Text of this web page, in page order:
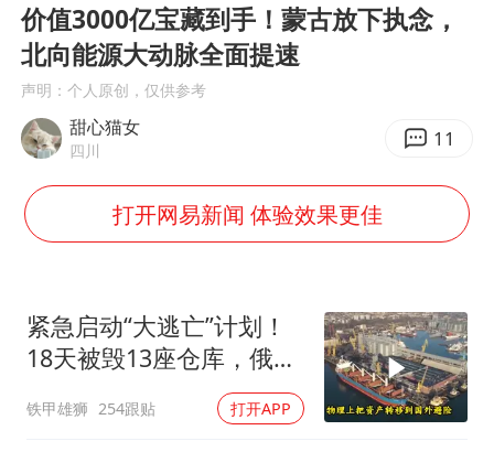
白海豚将正面袭击贯穿浙江
酒店回应车内过夜被收150元
“不怕六爷挂得多 就怕六爷挂一颗”
牛津大学一纸声明甩不了锅
新疆景区自驾服务费改为按车收费
女主硬加吻戏短剧已下架
浙江台州《告全体市民书》
香港宏福苑火灾或由烟头引起
价值3000亿宝藏到手！蒙古放下执念，
北向能源大动脉全面提速
声明：个人原创，仅供参考
甜心猫女
四川 11
打开网易新闻 体验效果更佳
紧急启动“大逃亡”计划！
18天被毁13座仓库，俄电
商巨头被逼无奈，出此下
策
铁甲雄狮 254跟贴 打开APP